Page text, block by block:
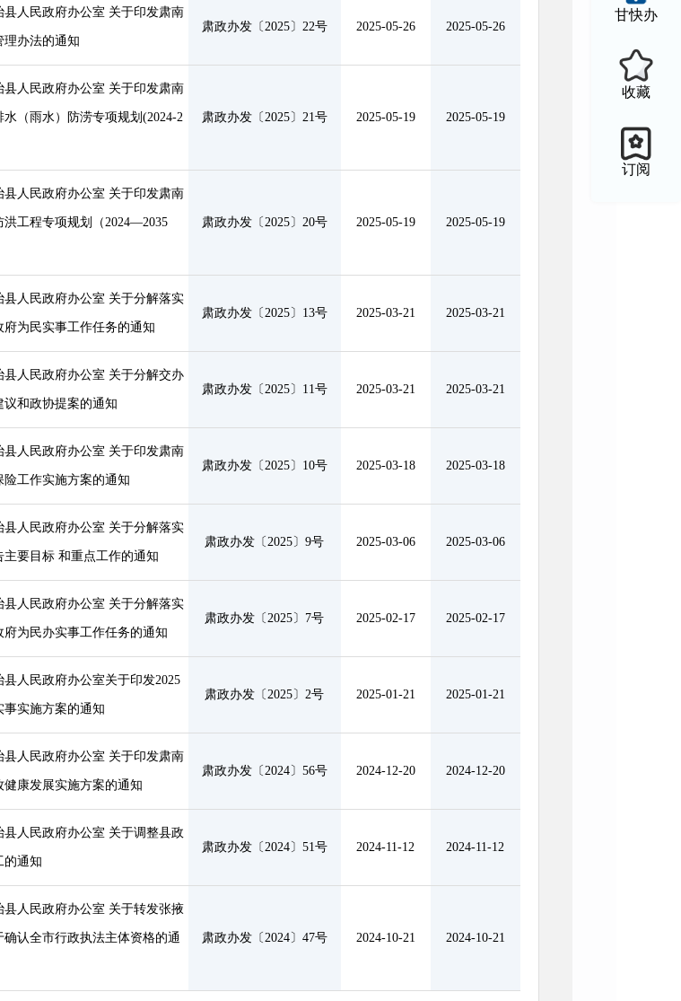
甘快办
收藏
订阅
县人民政府办公室 关于印发肃南
理办法的通知
肃政办发〔2025〕22号 2025-05-26 2025-05-26
县人民政府办公室 关于印发肃南
（雨水）防涝专项规划(2024-2 肃政办发〔2025〕21号 2025-05-19 2025-05-19
县人民政府办公室 关于印发肃南
洪工程专项规划（2024—2035 肃政办发〔2025〕20号 2025-05-19 2025-05-19
县人民政府办公室 关于分解落实
府为民实事工作任务的通知
肃政办发〔2025〕13号 2025-03-21 2025-03-21
县人民政府办公室 关于分解交办
议和政协提案的通知
肃政办发〔2025〕11号 2025-03-21 2025-03-21
县人民政府办公室 关于印发肃南
险工作实施方案的通知
肃政办发〔2025〕10号 2025-03-18 2025-03-18
县人民政府办公室 关于分解落实
主要目标 和重点工作的通知
肃政办发〔2025〕9号 2025-03-06 2025-03-06
县人民政府办公室 关于分解落实
府为民办实事工作任务的通知
肃政办发〔2025〕7号 2025-02-17 2025-02-17
县人民政府办公室关于印发2025
事实施方案的通知
肃政办发〔2025〕2号 2025-01-21 2025-01-21
县人民政府办公室 关于印发肃南
健康发展实施方案的通知
肃政办发〔2024〕56号 2024-12-20 2024-12-20
县人民政府办公室 关于调整县政
的通知
肃政办发〔2024〕51号 2024-11-12 2024-11-12
县人民政府办公室 关于转发张掖
认全市行政执法主体资格的通 肃政办发〔2024〕47号 2024-10-21 2024-10-21